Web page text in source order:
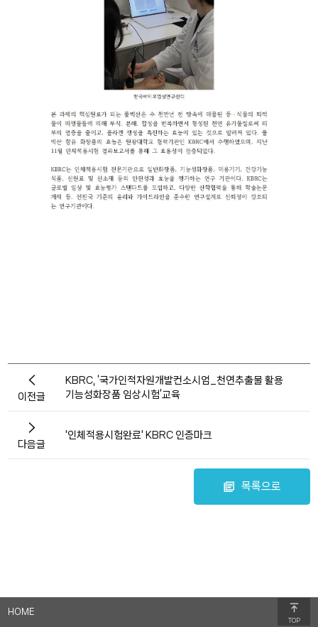
이전글
KBRC, ‘국가인적자원개발컨소시엄_천연추출물 활용
기능성화장품 임상시험’교육
다음글
'인체적용시험완료' KBRC 인증마크
목록으로
HOME
TOP